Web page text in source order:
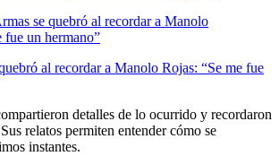
al recordar a Manolo Rojas: “Se me fue
detalles de lo ocurrido y recordaron
relatos permiten entender cómo se
instantes.